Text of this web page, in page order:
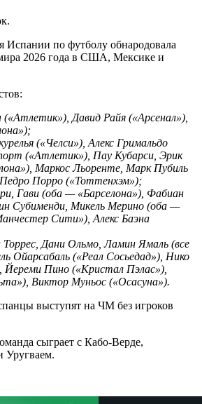
Испании по футболу обнародовала
2026 года в США, Мексике и
Давид Райя («Арсенал»),
(«Челси»), Алекс Гримальдо
(«Атлетик»), Пау Кубарси, Эрик
Маркос Льоренте, Марк Пубиль
Порро («Тоттенхэм»);
Гави (оба — «Барселона»), Фабиан
Субименди, Микель Мерино (оба —
Сити»), Алекс Баэна
Торрес, Дани Ольмо, Ламин Ямаль (все
Ойарсабаль («Реал Сосьедад»), Нико
Йереми Пино («Кристал Пэлас»),
Виктор Муньос («Осасуна»).
выступят на ЧМ без игроков
сыграет с Кабо-Верде,
Уругваем.